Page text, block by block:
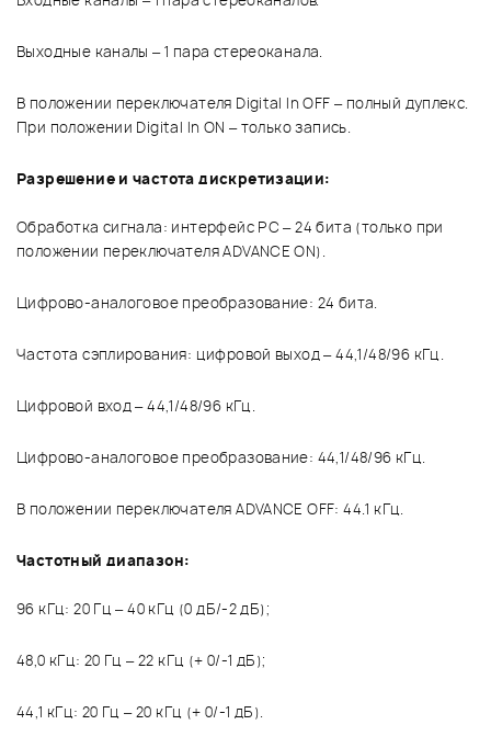
Выходные каналы – 1 пара стереоканала.
В положении переключателя Digital In OFF – полный дуплекс.
При положении Digital In ON – только запись.
Разрешение и частота дискретизации:
Обработка сигнала: интерфейс PC – 24 бита (только при
положении переключателя ADVANCE ON).
Цифрово-аналоговое преобразование: 24 бита.
Частота сэплирования: цифровой выход – 44,1/48/96 кГц.
Цифровой вход – 44,1/48/96 кГц.
Цифрово-аналоговое преобразование: 44,1/48/96 кГц.
В положении переключателя ADVANCE OFF: 44.1 кГц.
Частотный диапазон:
96 кГц: 20 Гц – 40 кГц (0 дБ/-2 дБ);
48,0 кГц: 20 Гц – 22 кГц (+ 0/-1 дБ);
44,1 кГц: 20 Гц – 20 кГц (+ 0/-1 дБ).